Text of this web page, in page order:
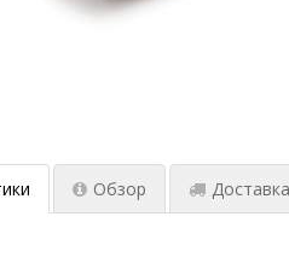
Обзор Доставка